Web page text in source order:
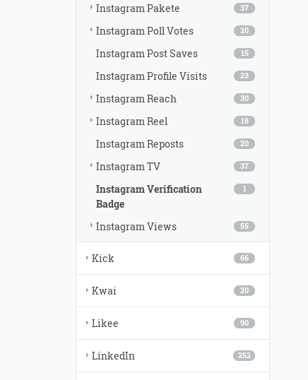
37
Instagram Pakete
20
Instagram Poll Votes
15
Instagram Post Saves
23
Instagram Profile Visits
30
Instagram Reach
18
Instagram Reel
20
Instagram Reposts
37
Instagram TV
1
Instagram Verification
Badge
55
Instagram Views
66
Kick
20
Kwai
90
Likee
252
LinkedIn